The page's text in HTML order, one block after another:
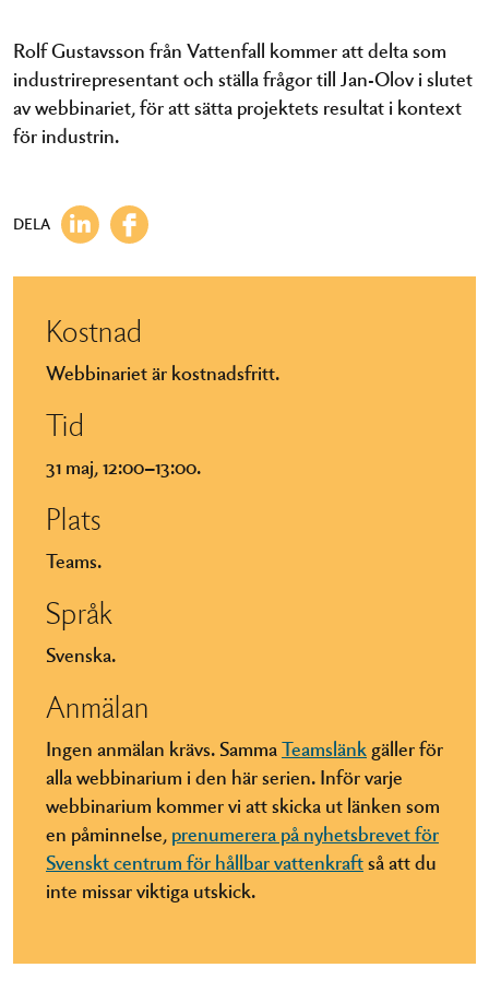
Rolf Gustavsson från Vattenfall kommer att delta som
industrirepresentant och ställa frågor till Jan-Olov i slutet
av webbinariet, för att sätta projektets resultat i kontext
för industrin.
DELA
Kostnad
Webbinariet är kostnadsfritt.
Tid
31 maj, 12:00–13:00.
Plats
Teams.
Språk
Svenska.
Anmälan
Ingen anmälan krävs. SammaTeamslänk gäller för
alla webbinarium i den här serien. Inför varje
webbinarium kommer vi att skicka ut länken som
en påminnelse, prenumerera på nyhetsbrevet för
Svenskt centrum för hållbar vattenkraftså att du
inte missar viktiga utskick.